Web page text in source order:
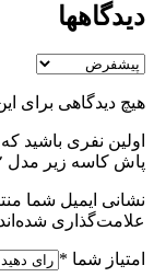
دیدگاهها
هیچ دیدگاهی برای
اولین نفری باشید
پاش کاسه زیر مدل ۳۱۰۲ آروا ARVA”
نشانی ایمیل شما
علامت‌گذاری شده‌اند
امتیاز شما *